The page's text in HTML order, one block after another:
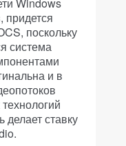
придется
поскольку
система
и в
делает ставку